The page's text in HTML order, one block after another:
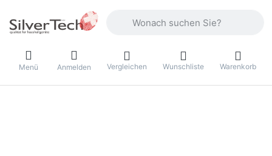
Menü Anmelden Vergleichen Wunschliste Warenkorb